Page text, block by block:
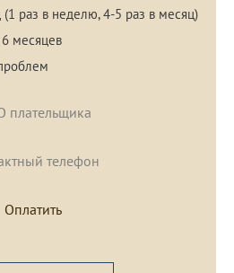
(1 раз в неделю, 4-5 раз в месяц)
6 месяцев